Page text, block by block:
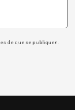
de que se publiquen.